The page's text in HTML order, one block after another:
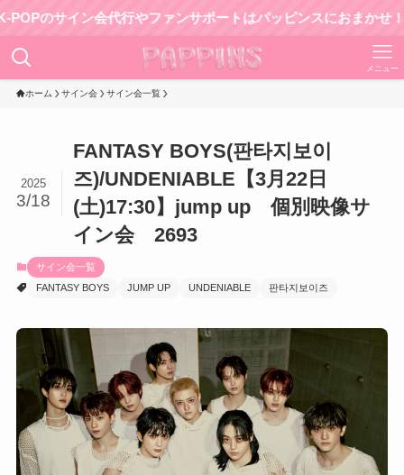
イン会代行やファンサポートはパッピンスにおまかせ！
メニュー
ホーム サイン会 サイン会一覧
FANTASY BOYS(판타지보이
즈)/UNDENIABLE【3月22日
(土)17:30】jump up 個別映像サ
イン会 2693
2025
3/18
サイン会一覧
FANTASY BOYS
JUMP UP UNDENIABLE 판타지보이즈